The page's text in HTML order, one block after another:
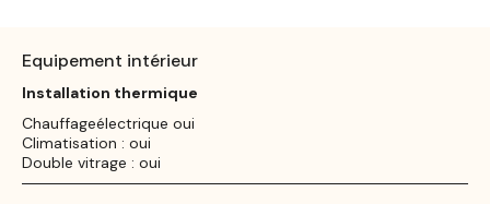
Equipement intérieur
Installation thermique
Chauffageélectrique oui
Climatisation : oui
Double vitrage : oui